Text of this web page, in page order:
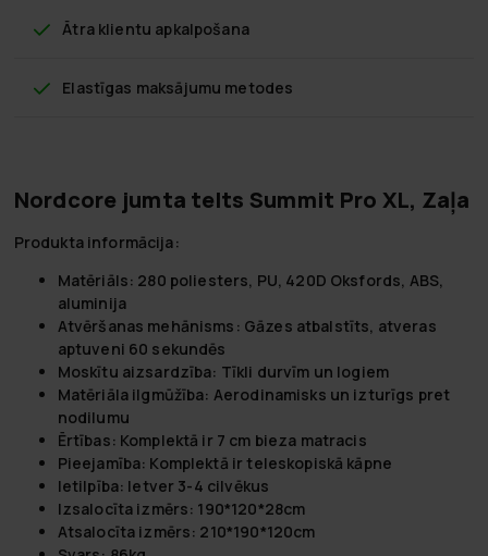
Ātra klientu apkalpošana
Elastīgas maksājumu metodes
Nordcore jumta telts Summit Pro XL, Zaļa
Produkta informācija:
Matēriāls: 280 poliesters, PU, 420D Oksfords, ABS,
aluminija
Atvēršanas mehānisms: Gāzes atbalstīts, atveras
aptuveni 60 sekundēs
Moskītu aizsardzība: Tīkli durvīm un logiem
Matēriāla ilgmūžība: Aerodinamisks un izturīgs pret
nodilumu
Ērtības: Komplektā ir 7 cm bieza matracis
Pieejamība: Komplektā ir teleskopiskā kāpne
Ietilpība: Ietver 3-4 cilvēkus
Izsalocīta izmērs: 190*120*28cm
Atsalocīta izmērs: 210*190*120cm